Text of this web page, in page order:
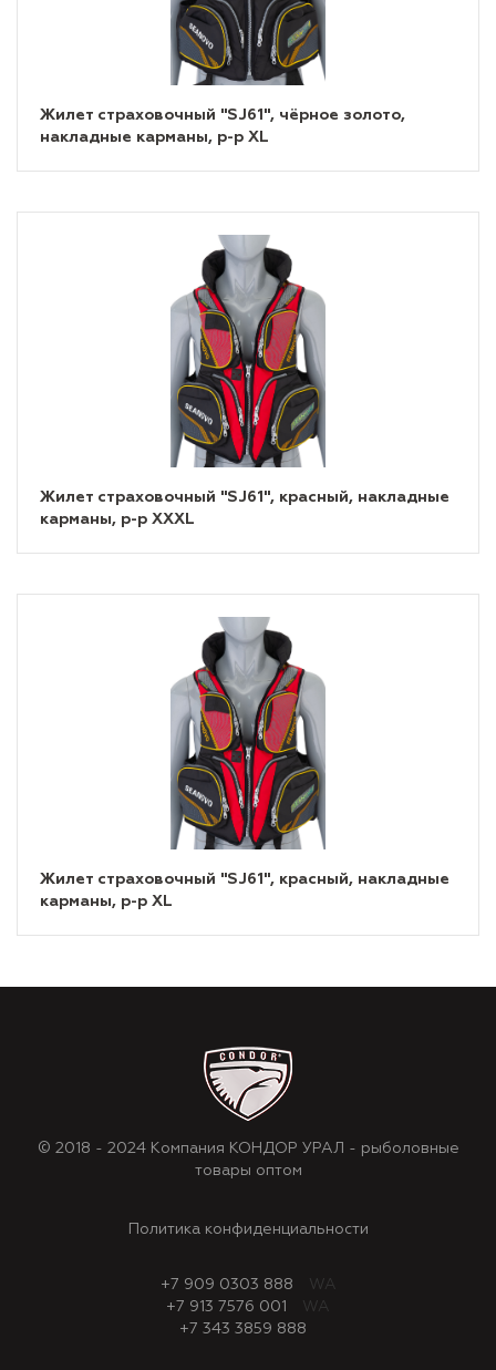
Жилет страховочный "SJ61", чёрное золото,
накладные карманы, р-р XL
Жилет страховочный "SJ61", красный, накладные
карманы, р-р XXXL
Жилет страховочный "SJ61", красный, накладные
карманы, р-р XL
© 2018 - 2024 Компания КОНДОР УРАЛ - рыболовные
товары оптом
Политика конфиденциальности
+7 909 0303 888
WA
+7 913 7576 001
WA
+7 343 3859 888